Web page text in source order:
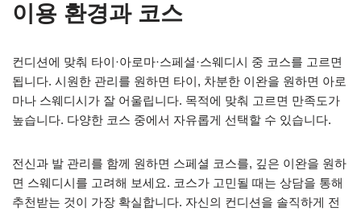
이용 환경과 코스
컨디션에 맞춰 타이·아로마·스페셜·스웨디시 중 코스를 고르면
됩니다. 시원한 관리를 원하면 타이, 차분한 이완을 원하면 아로
마나 스웨디시가 잘 어울립니다. 목적에 맞춰 고르면 만족도가
높습니다. 다양한 코스 중에서 자유롭게 선택할 수 있습니다.
전신과 발 관리를 함께 원하면 스페셜 코스를, 깊은 이완을 원하
면 스웨디시를 고려해 보세요. 코스가 고민될 때는 상담을 통해
추천받는 것이 가장 확실합니다. 자신의 컨디션을 솔직하게 전